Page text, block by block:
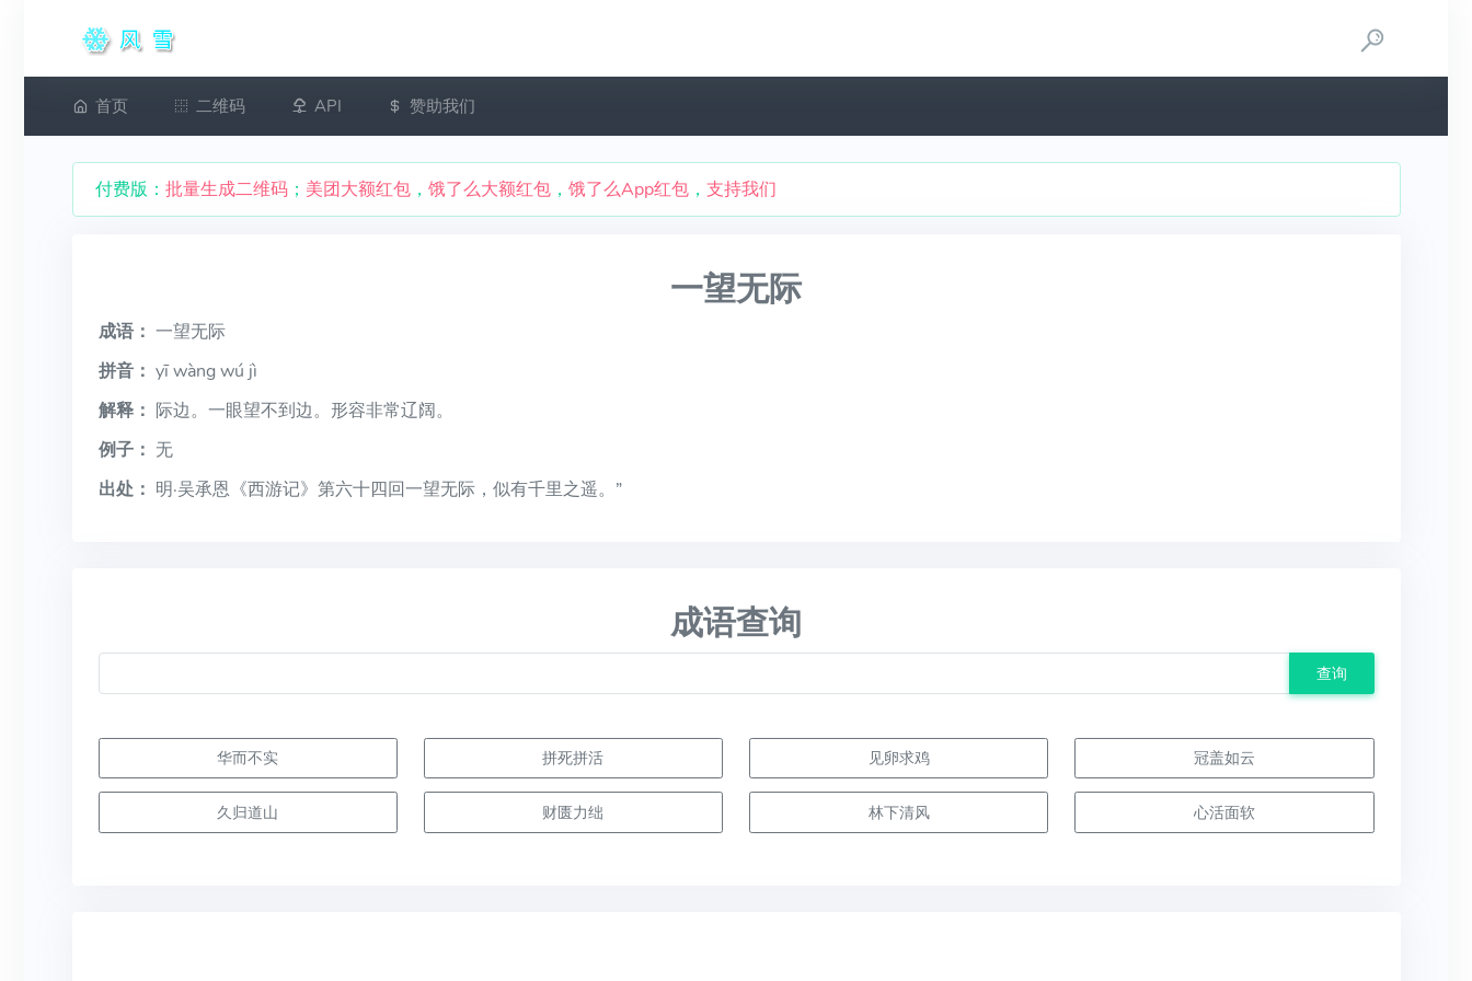
首页 二维码 API 赞助我们
付费版： 批量生成二维码； 美团大额红包， 饿了么大额红包， 饿了么App红包， 支持我们
一望无际
成语： 一望无际
拼音： yī wàng wú jì
解释： 际边。一眼望不到边。形容非常辽阔。
例子： 无
出处： 明·吴承恩《西游记》第六十四回一望无际，似有千里之遥。”
成语查询
查询
华而不实 拼死拼活 见卵求鸡 冠盖如云
久归道山 财匮力绌 林下清风 心活面软